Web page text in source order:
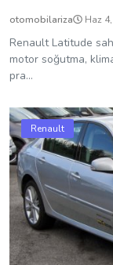
Renault
Edin ve Çöz...
otomobilariza Haz
Renault Laguna
aksamla ilgili sık
Renault